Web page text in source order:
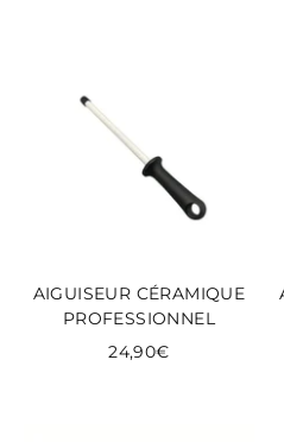
AIGUISEUR CÉRAMIQUE
PROFESSIONNEL
24,90€